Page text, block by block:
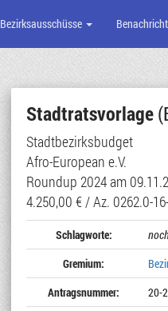
Bezirksausschüsse
Stadtratsvorlage
Stadtbezirksbudget
Afro-European e.V.
Roundup 2024 am
4.250,00 € / Az. 0262.0-
Schlagworte:
Gremium:
Antragsnummer:
20-